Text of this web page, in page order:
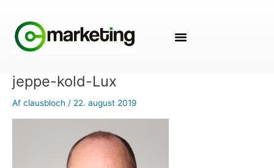
indholdet
jeppe-kold-Lux
Af clausbloch / 22. august 2019